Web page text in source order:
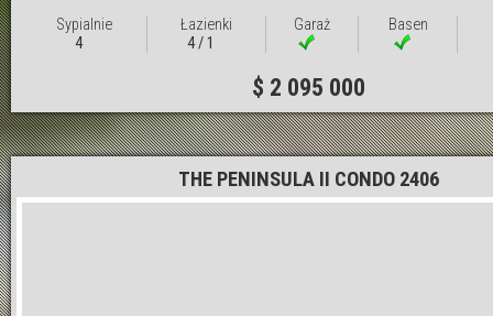
Sypialnie
4
Łazienki
4 / 1
Garaż Basen
$ 2 095 000
THE PENINSULA II CONDO 2406